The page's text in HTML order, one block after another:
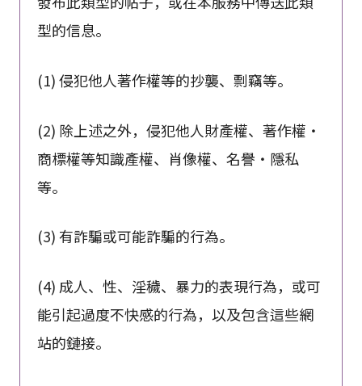
型的信息。
(1) 侵犯他人著作權等的抄襲、剽竊等。
(2) 除上述之外，侵犯他人財產權、著作權・
商標權等知識產權、肖像權、名譽・隱私
等。
(3) 有詐騙或可能詐騙的行為。
(4) 成人、性、淫穢、暴力的表現行為，或可
能引起過度不快感的行為，以及包含這些網
站的鏈接。